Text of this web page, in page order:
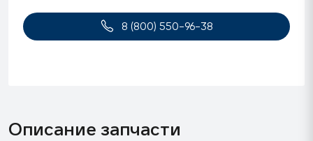
8 (800) 550-96-38
Описание запчасти